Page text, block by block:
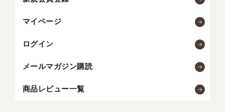
マイページ
ログイン
メールマガジン購読
商品レビュー一覧